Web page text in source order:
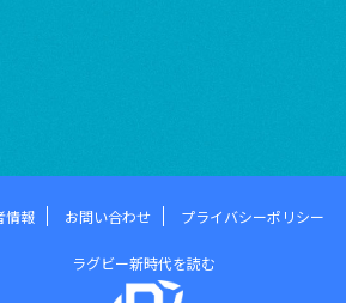
情報 お問い合わせ プライバシーポリシー
ラグビー新時代を読む